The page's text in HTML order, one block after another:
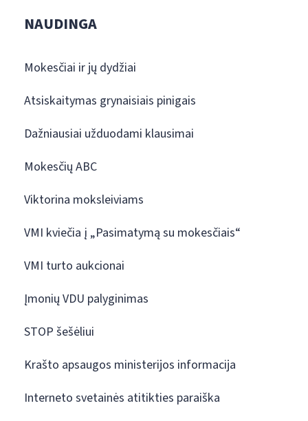
NAUDINGA
Mokesčiai ir jų dydžiai
Atsiskaitymas grynaisiais pinigais
Dažniausiai užduodami klausimai
Mokesčių ABC
Viktorina moksleiviams
VMI kviečia į „Pasimatymą su mokesčiais“
VMI turto aukcionai
Įmonių VDU palyginimas
STOP šešėliui
Krašto apsaugos ministerijos informacija
Interneto svetainės atitikties paraiška